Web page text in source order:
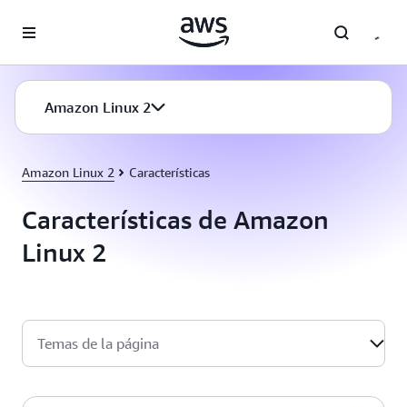
Amazon Linux 2
Amazon Linux 2 Características
Características de Amazon
Linux 2
Temas de la página